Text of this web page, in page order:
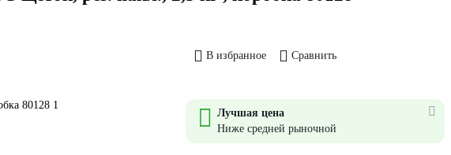
В избранное Сравнить
Лучшая цена
Ниже средней рыночной